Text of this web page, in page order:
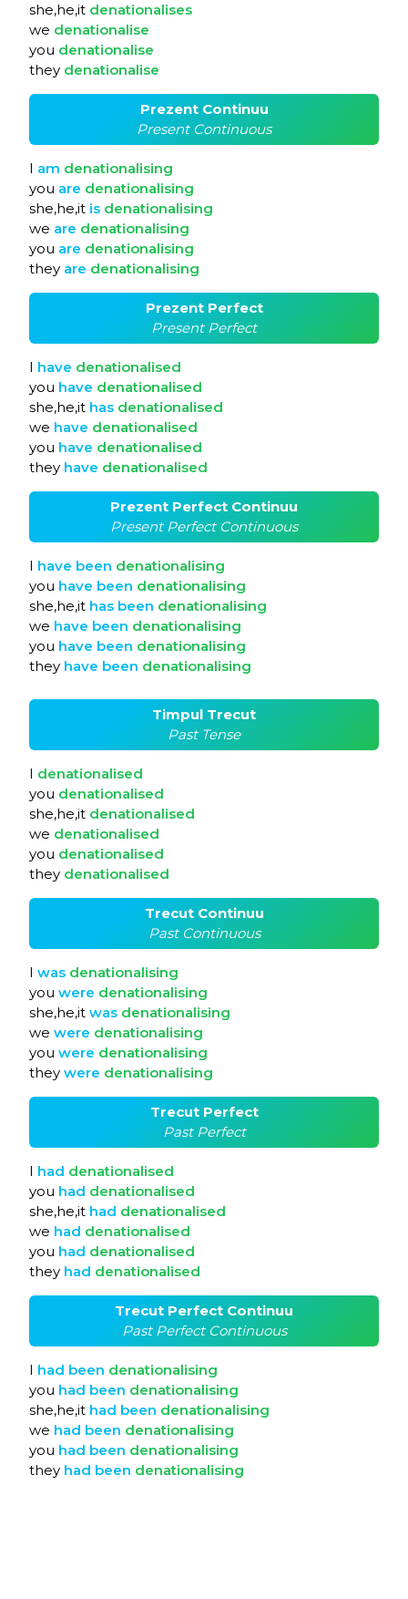
she,he,it denationalises
we denationalise
you denationalise
they denationalise
Prezent Continuu
Present Continuous
I am denationalising
you are denationalising
she,he,it is denationalising
we are denationalising
you are denationalising
they are denationalising
Prezent Perfect
Present Perfect
I have denationalised
you have denationalised
she,he,it has denationalised
we have denationalised
you have denationalised
they have denationalised
Prezent Perfect Continuu
Present Perfect Continuous
I have been denationalising
you have been denationalising
she,he,it has been denationalising
we have been denationalising
you have been denationalising
they have been denationalising
Timpul Trecut
Past Tense
I denationalised
you denationalised
she,he,it denationalised
we denationalised
you denationalised
they denationalised
Trecut Continuu
Past Continuous
I was denationalising
you were denationalising
she,he,it was denationalising
we were denationalising
you were denationalising
they were denationalising
Trecut Perfect
Past Perfect
I had denationalised
you had denationalised
she,he,it had denationalised
we had denationalised
you had denationalised
they had denationalised
Trecut Perfect Continuu
Past Perfect Continuous
I had been denationalising
you had been denationalising
she,he,it had been denationalising
we had been denationalising
you had been denationalising
they had been denationalising